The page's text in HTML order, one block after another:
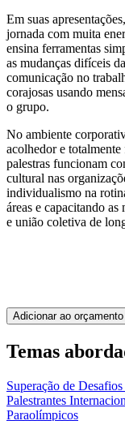
Em suas
jornada com muita
ensina ferramentas
as mudanças difíceis
comunicação no
corajosas usando
o grupo.
No ambiente
acolhedor e
palestras funcionam
cultural nas
individualismo na
áreas e capacitando as
e união coletiva de
Adicionar ao orçamento
Temas
Superação de
Palestrantes
Paraolímpicos